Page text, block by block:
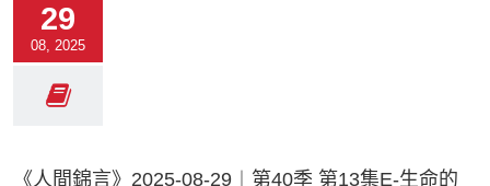
29
08, 2025
《人間錦言》2025-08-29︱第40季 第13集E-生命的